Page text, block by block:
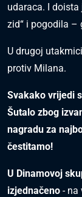
udaraca. I doista
zid“ i pogodila –
U drugoj
protiv Milana.
Svakako vrijedi
Šutalo zbog
nagradu za
čestitamo!
U Dinamovoj
izjednačeno - na